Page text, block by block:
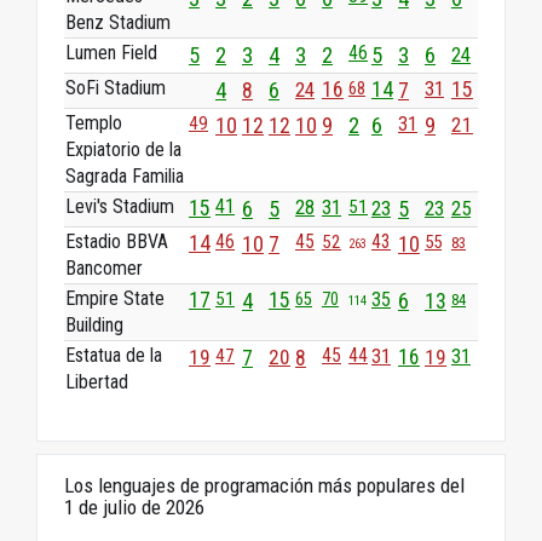
Benz Stadium
Lumen Field 5 2 3 4 3 2 46 5 3 6 24
SoFi Stadium 4 8 6 24 16 68 14 7 31 15
Templo
Expiatorio de la
Sagrada Familia
49 10 12 12 10 9 2 6 31 9 21
Levi's Stadium 15 41 6 5 28 31 51 23 5 23 25
Estadio BBVA
Bancomer
14 46 10 7 45 52 263 43 10 55 83
Empire State
Building
17 51 4 15 65 70 114 35 6 13 84
Estatua de la
Libertad
19 47 7 20 8 45 4431 16 19 31
Los lenguajes de programación más populares del
1 de julio de 2026